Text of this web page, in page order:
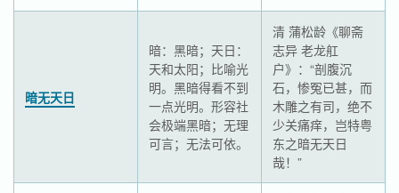
暗无天日
暗：黑暗；天日：
天和太阳；比喻光
明。黑暗得看不到
一点光明。形容社
会极端黑暗；无理
可言；无法可依。
清 蒲松龄《聊斋
志异 老龙舡
户》：“剖腹沉
石，惨冤已甚，而
木雕之有司，绝不
少关痛痒，岂特粤
东之暗无天日
哉！”